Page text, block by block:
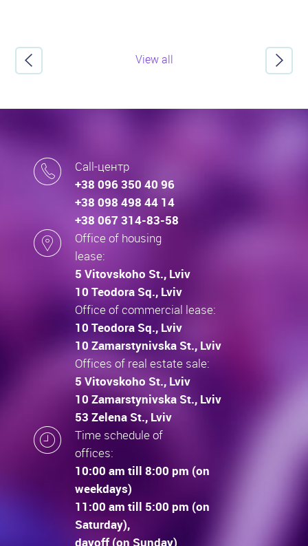
View all
Call-центр
+38 096 350 40 96
+38 098 498 44 14
+38 067 314-83-58
Office of housing
lease:
5 Vitovskoho St., Lviv
10 Teodora Sq., Lviv
Office of commercial lease:
10 Teodora Sq., Lviv
10 Zamarstynivska St., Lviv
Offices of real estate sale:
5 Vitovskoho St., Lviv
10 Zamarstynivska St., Lviv
53 Zelena St., Lviv
Time schedule of
offices:
10:00 am till 8:00 pm (on
weekdays)
11:00 am till 5:00 pm (on
Saturday),
dayoff (on Sunday)